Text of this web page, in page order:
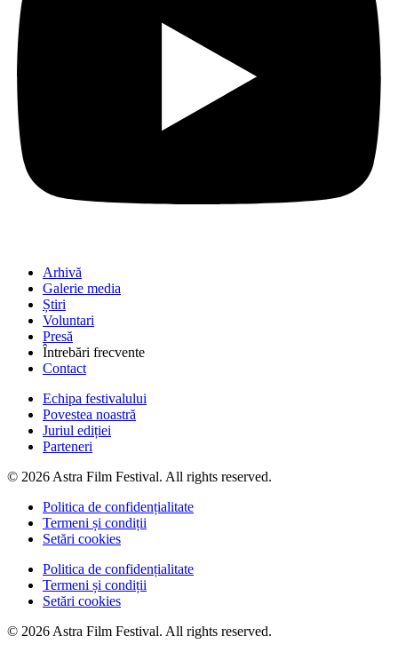
Arhivă
Galerie media
Știri
Voluntari
Presă
Întrebări frecvente
Contact
Echipa festivalului
Povestea noastră
Juriul ediției
Parteneri
© 2026 Astra Film Festival. All rights reserved.
Politica de confidențialitate
Termeni și condiții
Setări cookies
Politica de confidențialitate
Termeni și condiții
Setări cookies
© 2026 Astra Film Festival. All rights reserved.